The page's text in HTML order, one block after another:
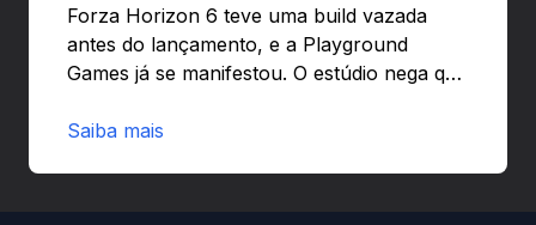
Forza Horizon 6 teve uma build vazada
antes do lançamento, e a Playground
Games já se manifestou. O estúdio nega que
preload e avisa que quem usar versões não
Saiba mais